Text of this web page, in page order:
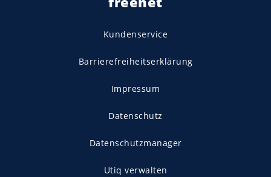
Kundenservice
Barrierefreiheitserklärung
Impressum
Datenschutz
Datenschutzmanager
Utiq verwalten